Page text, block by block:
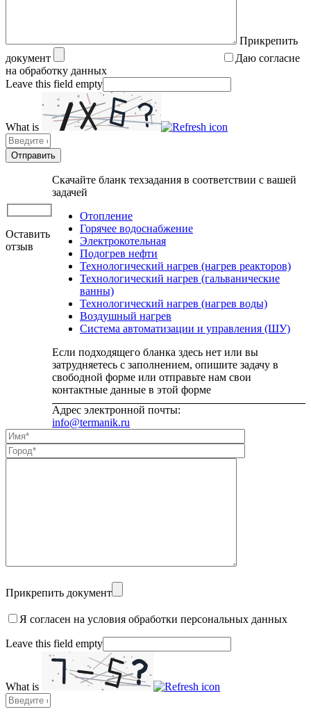
Прикрепить
документ
Даю согласие
на обработку данных
Leave this field empty
What is
Solve
the
math
in
the
to
continue.
Скачайте бланк техзадания в соответствии с вашей
задачей
Отопление
Горячее водоснабжение
Электрокотельная
Подогрев нефти
Технологический нагрев (нагрев реакторов)
Технологический нагрев (гальванические
ванны)
Технологический нагрев (нагрев воды)
Воздушный нагрев
Система автоматизации и управления (ШУ)
Если подходящего бланка здесь нет или вы
затрудняетесь с заполнением, опишите задачу в
свободной форме или отправьте нам свои
контактные данные в этой форме
Адрес электронной почты:
info@termanik.ru
Оставить
отзыв
Прикрепить документ
Я согласен на условия обработки персональных данных
Leave this field empty
What is
Solve
the